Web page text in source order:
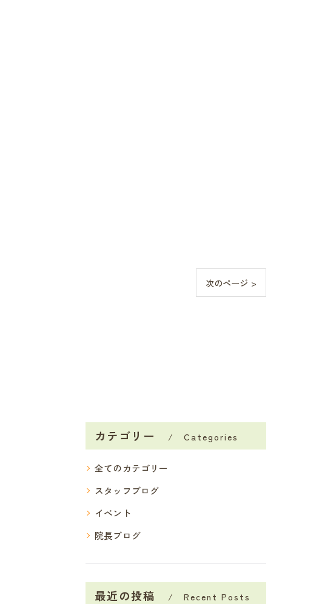
次のページ >
カテゴリー Categories
全てのカテゴリー
スタッフブログ
イベント
院長ブログ
最近の投稿 Recent Posts